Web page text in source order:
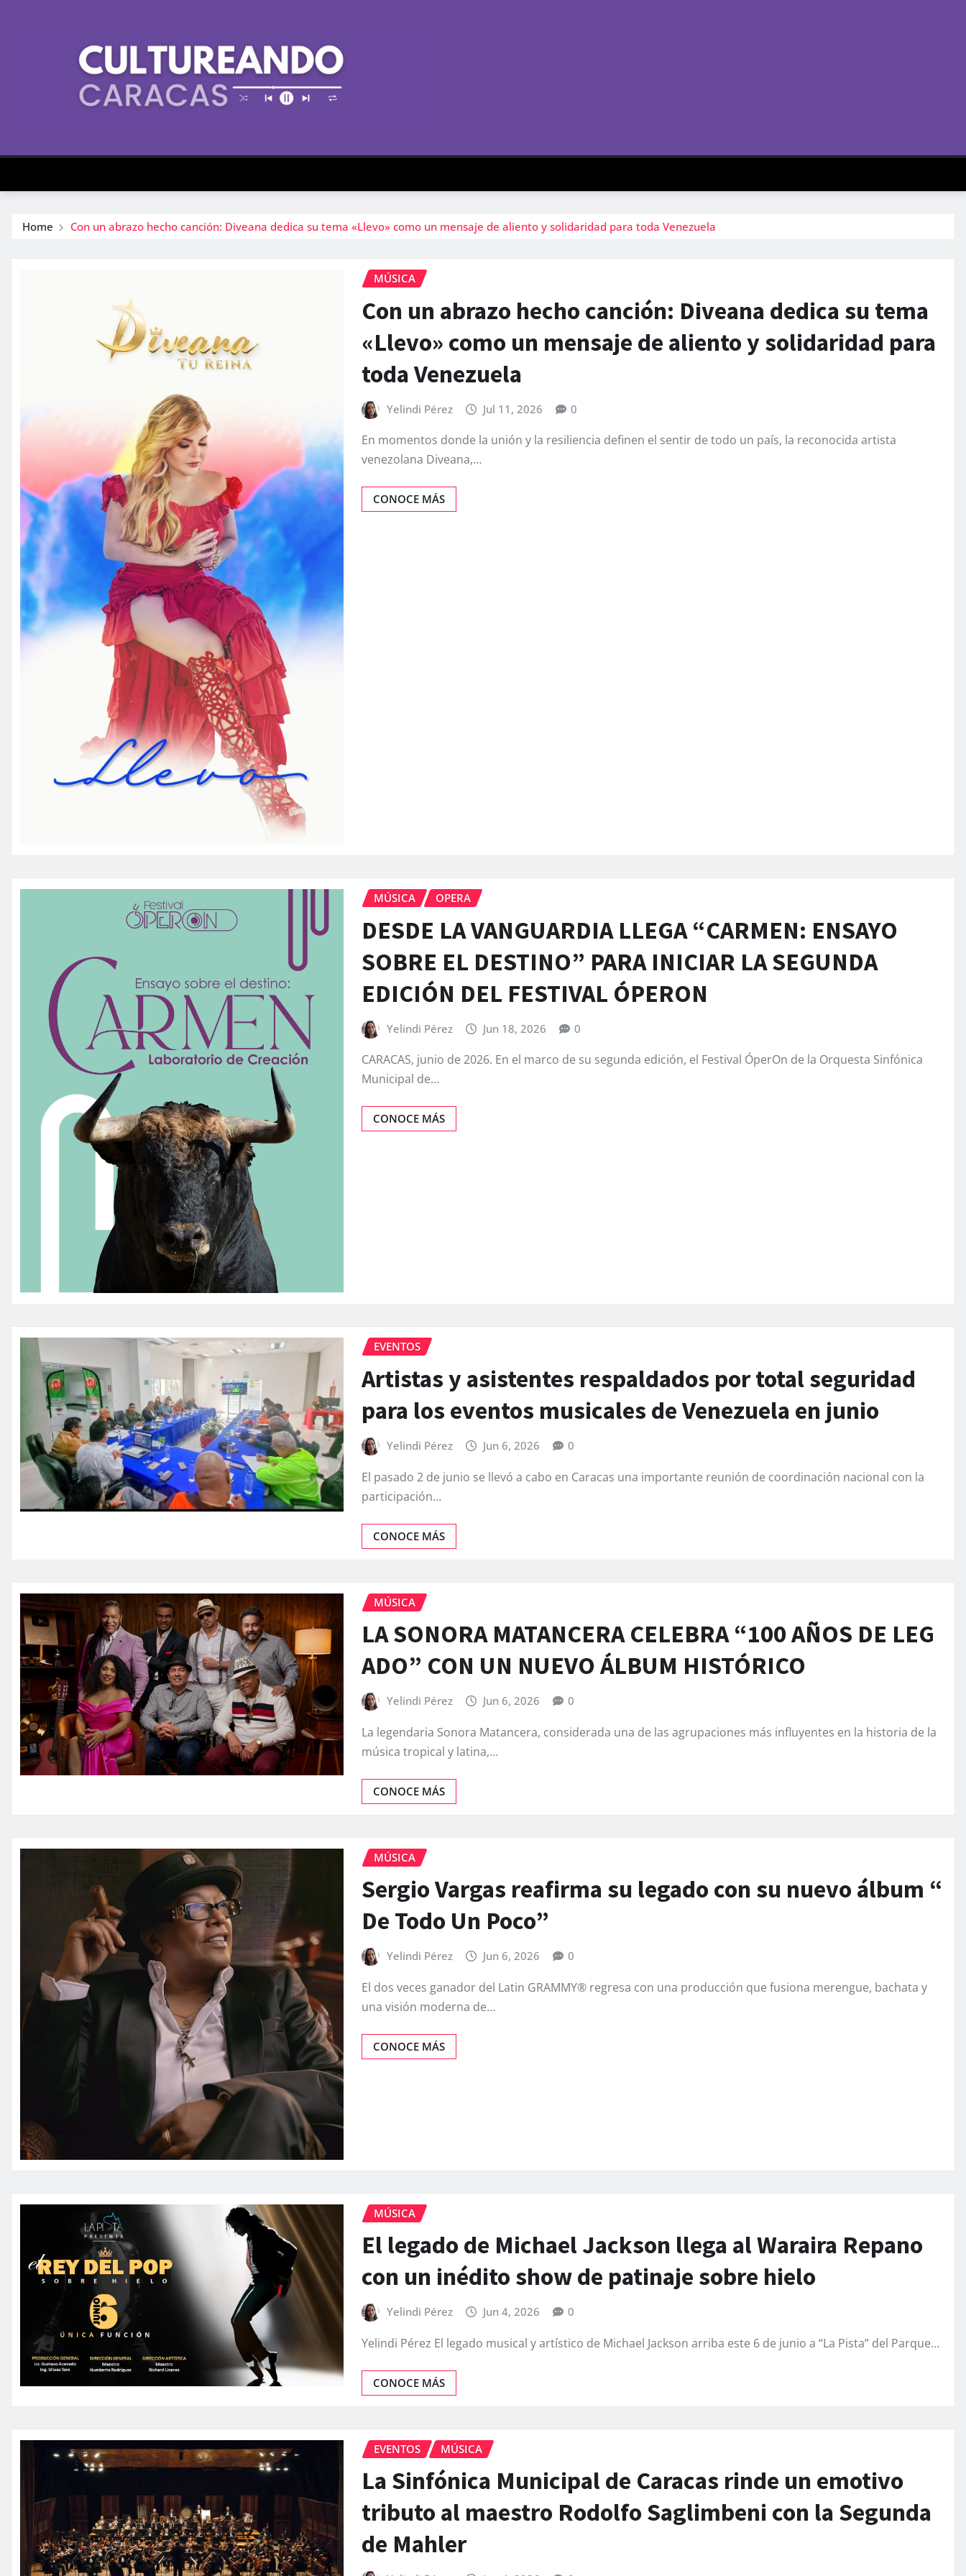
Home Con un abrazo hecho canción: Diveana dedica su tema «Llevo» como un mensaje de aliento y solidaridad para toda Venezuela
MÚSICA
Con un abrazo hecho canción: Diveana dedica su tema
«Llevo» como un mensaje de aliento y solidaridad para
toda Venezuela
Yelindi Pérez Jul 11, 2026 0
En momentos donde la unión y la resiliencia definen el sentir de todo un país, la reconocida artista
venezolana Diveana,…
CONOCE MÁS
MÚSICA OPERA
DESDE LA VANGUARDIA LLEGA “CARMEN: ENSAYO
SOBRE EL DESTINO” PARA INICIAR LA SEGUNDA
EDICIÓN DEL FESTIVAL ÓPERON
Yelindi Pérez Jun 18, 2026 0
CARACAS, junio de 2026. En el marco de su segunda edición, el Festival ÓperOn de la Orquesta Sinfónica
Municipal de…
CONOCE MÁS
EVENTOS
Artistas y asistentes respaldados por total seguridad
para los eventos musicales de Venezuela en junio
Yelindi Pérez Jun 6, 2026 0
El pasado 2 de junio se llevó a cabo en Caracas una importante reunión de coordinación nacional con la
participación…
CONOCE MÁS
MÚSICA
LA SONORA MATANCERA CELEBRA “100 AÑOS DE LEG
ADO” CON UN NUEVO ÁLBUM HISTÓRICO
Yelindi Pérez Jun 6, 2026 0
La legendaria Sonora Matancera, considerada una de las agrupaciones más influyentes en la historia de la
música tropical y latina,…
CONOCE MÁS
MÚSICA
Sergio Vargas reafirma su legado con su nuevo álbum “
De Todo Un Poco”
Yelindi Pérez Jun 6, 2026 0
El dos veces ganador del Latin GRAMMY® regresa con una producción que fusiona merengue, bachata y
una visión moderna de…
CONOCE MÁS
MÚSICA
El legado de Michael Jackson llega al Waraira Repano
con un inédito show de patinaje sobre hielo
Yelindi Pérez Jun 4, 2026 0
Yelindi Pérez El legado musical y artístico de Michael Jackson arriba este 6 de junio a “La Pista” del Parque…
CONOCE MÁS
EVENTOS MÚSICA
La Sinfónica Municipal de Caracas rinde un emotivo
tributo al maestro Rodolfo Saglimbeni con la Segunda
de Mahler